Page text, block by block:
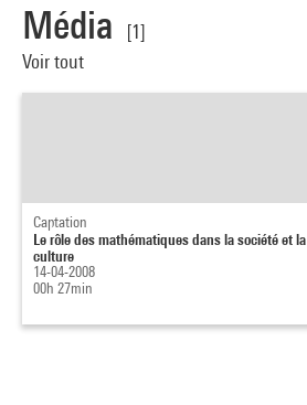
Média
[1]
Voir tout
Captation
Le rôle des mathématiques dans la société et la
culture
14-04-2008
00h 27min